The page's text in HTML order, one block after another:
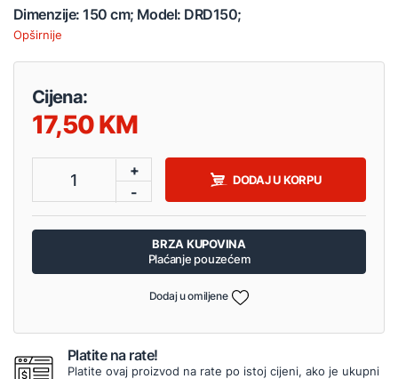
Dimenzije: 150 cm; Model: DRD150;
Opširnije
Cijena:
17,50
1
+
-
DODAJ U KORPU
BRZA KUPOVINA
Plaćanje pouzećem
Dodaj u omiljene
Platite na rate!
Platite ovaj proizvod na rate po istoj cijeni, ako je ukupni